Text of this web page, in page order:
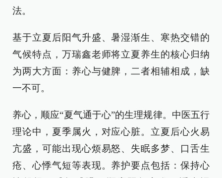
法。
基于立夏后阳气升盛、暑湿渐生、寒热交错的
气候特点，万瑞鑫老师将立夏养生的核心归纳
为两大方面：养心与健脾，二者相辅相成，缺
一不可。
养心，顺应“夏气通于心”的生理规律。中医五行
理论中，夏季属火，对应心脏。立夏后心火易
亢盛，可能出现心烦易怒、失眠多梦、口舌生
疮、心悸气短等表现。养护要点包括：保持心